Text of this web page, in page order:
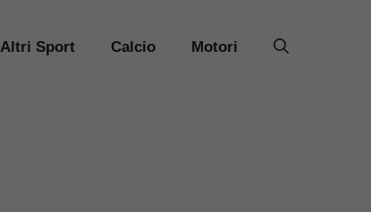
Altri Sport Calcio Motori